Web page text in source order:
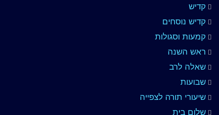
קדיש
קדיש נוסחים
קמעות וסגולות
ראש השנה
שאלה לרב
שבועות
שיעורי תורה לצפייה
שלום בית